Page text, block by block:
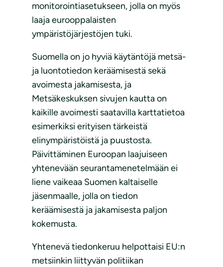
monitorointiasetukseen, jolla on myös
laaja eurooppalaisten
ympäristöjärjestöjen tuki.
Suomella on jo hyviä käytäntöjä metsä-
ja luontotiedon keräämisestä sekä
avoimesta jakamisesta, ja
Metsäkeskuksen sivujen kautta on
kaikille avoimesti saatavilla karttatietoa
esimerkiksi erityisen tärkeistä
elinympäristöistä ja puustosta.
Päivittäminen Euroopan laajuiseen
yhtenevään seurantamenetelmään ei
liene vaikeaa Suomen kaltaiselle
jäsenmaalle, jolla on tiedon
keräämisestä ja jakamisesta paljon
kokemusta.
Yhtenevä tiedonkeruu helpottaisi EU:n
metsiinkin liittyvän politiikan